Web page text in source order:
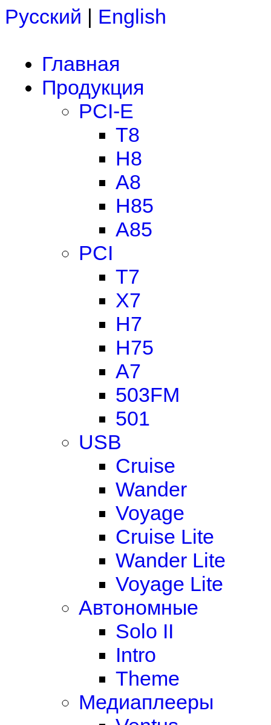
Русский | English
Главная
Продукция
PCI-E
T8
H8
A8
H85
A85
PCI
T7
X7
H7
H75
A7
503FM
501
USB
Cruise
Wander
Voyage
Cruise Lite
Wander Lite
Voyage Lite
Автономные
Solo II
Intro
Theme
Медиаплееры